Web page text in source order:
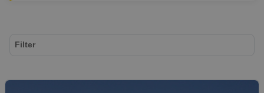
Filter